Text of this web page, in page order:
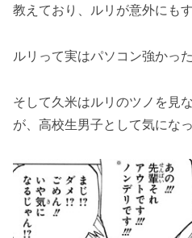
教えており、ルリが意外にも
ルリって実はパソコン強かっ
そして久米はルリのツノを見
が、高校生男子として気にな